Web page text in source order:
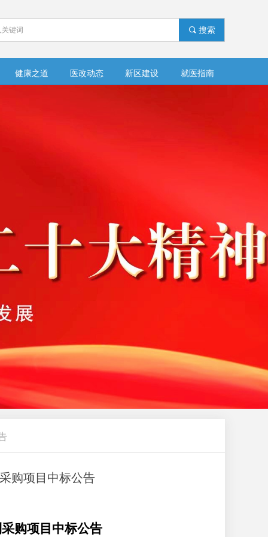
끠 搜索
健康之道 医改动态 新区建设 就医指南
购项目中标公告
购项目中标公告